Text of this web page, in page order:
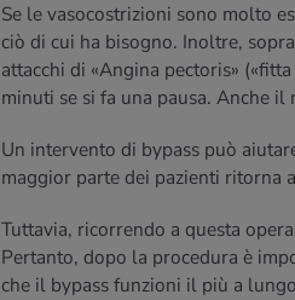
Se le vasocostrizioni sono molto
ciò di cui ha bisogno. Inoltre,
attacchi di «Angina pectoris»
minuti se si fa una pausa. Anche
Un intervento di bypass può
maggior parte dei pazienti ritorna
Tuttavia, ricorrendo a questa
Pertanto, dopo la procedura è
che il bypass funzioni il più a